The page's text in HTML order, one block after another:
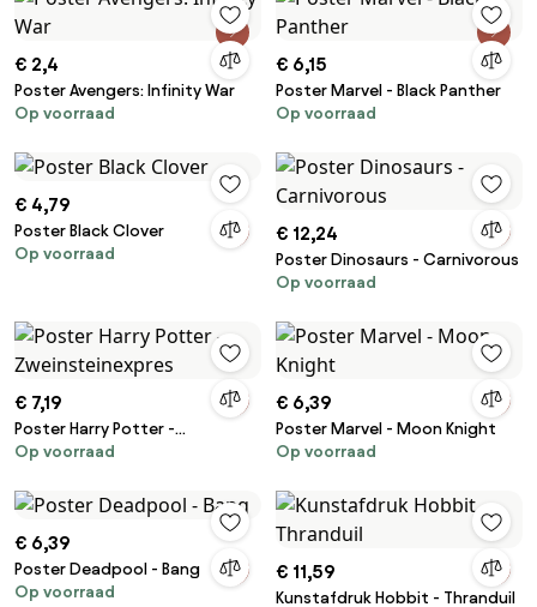
€ 2,4
Poster Avengers: Infinity War
Op voorraad
€ 6,15
Poster Marvel - Black Panther
Op voorraad
€ 4,79
Poster Black Clover
Op voorraad
€ 12,24
Poster Dinosaurs - Carnivorous
Op voorraad
€ 7,19
Poster Harry Potter -
Zweinsteinexpres
Op voorraad
€ 6,39
Poster Marvel - Moon Knight
Op voorraad
€ 6,39
Poster Deadpool - Bang
Op voorraad
€ 11,59
Kunstafdruk Hobbit - Thranduil